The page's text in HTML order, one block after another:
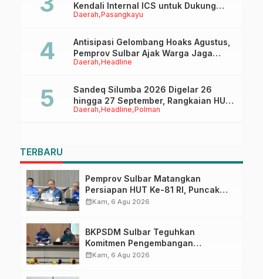
Daerah Pasangkayu
Kendali Internal ICS untuk Dukung
Sertifikasi ISPO Pekebun di
Daerah Headline
Antisipasi Gelombang Hoaks Agustus,
Pemprov Sulbar Ajak Warga Jaga
Ruang Digital
Daerah Headline Polman
Sandeq Silumba 2026 Digelar 26
hingga 27 September, Rangkaian HUT
Sulbar
TERBARU
Pemprov Sulbar Matangkan
Persiapan HUT Ke-81 RI, Puncak
Upacara di Lapangan Ahmad
calendar_monthKam, 6 Agu 2026
BKPSDM Sulbar Teguhkan
Komitmen Pengembangan
Kompetensi ASN melalui
calendar_monthKam, 6 Agu 2026